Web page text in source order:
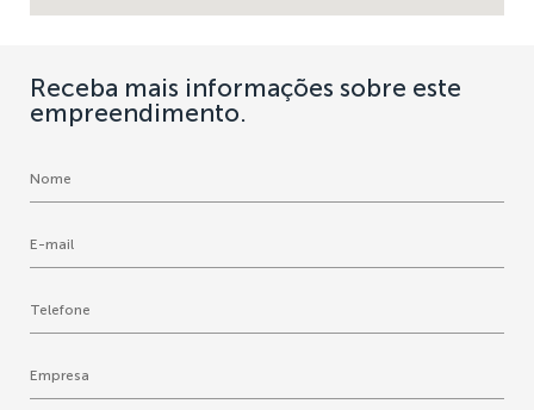
Receba mais informações sobre este
empreendimento.